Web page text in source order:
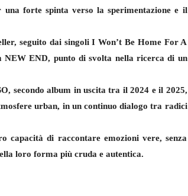
una forte spinta verso la sperimentazione e il
seguito dai singoli I Won’t Be Home For A
NEW END, punto di svolta nella ricerca di un
secondo album in uscita tra il 2024 e il 2025,
urban, in un continuo dialogo tra radici
di raccontare emozioni vere, senza
loro forma più cruda e autentica.